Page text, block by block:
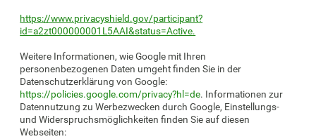
https://www.privacyshield.gov/participant?
id=a2zt000000001L5AAI&status=Active.
Weitere Informationen, wie Google mit Ihren
personenbezogenen Daten umgeht finden Sie in der
Datenschutzerklärung von Google:
https://policies.google.com/privacy?hl=de. Informationen zur
Datennutzung zu Werbezwecken durch Google, Einstellungs-
und Widerspruchsmöglichkeiten finden Sie auf diesen
Webseiten: